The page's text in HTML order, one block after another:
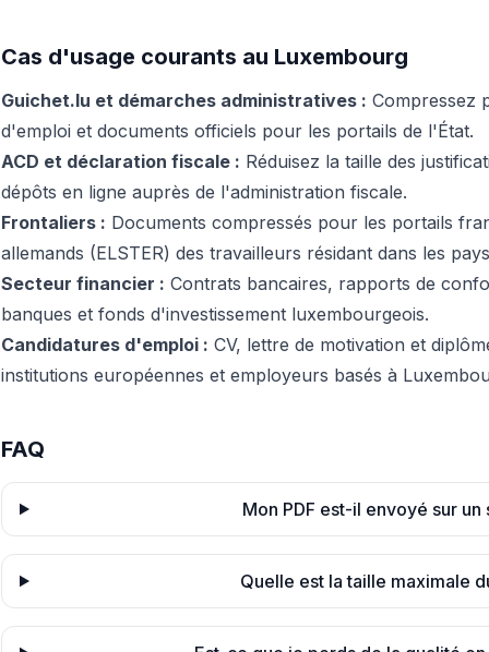
Cas d'usage courants au Luxembourg
Guichet.lu et démarches administratives : Compressez
d'emploi et documents officiels pour les portails de l'État.
ACD et déclaration fiscale : Réduisez la taille des
dépôts en ligne auprès de l'administration fiscale.
Frontaliers : Documents compressés pour les portails
allemands (ELSTER) des travailleurs résidant dans les
Secteur financier : Contrats bancaires, rapports de
banques et fonds d'investissement luxembourgeois.
Candidatures d'emploi : CV, lettre de motivation et
institutions européennes et employeurs basés à
FAQ
Mon PDF est-il envoyé sur un
Quelle est la taille maximale